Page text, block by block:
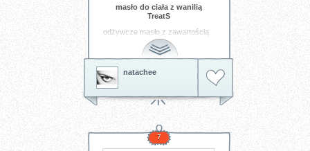
masło do ciała z wanilią
TreatS
odżywcze masło z zawartością
masła kakaowego, shea oraz
prawdziwej wanilii. idealne dla
suchej skóry nóg, ujędrnia i
chroni przed wysuszeniem.
bardzo zmysłowa przyjemność
używania...
Tagi:krem balsam do ciała spa
natachee
7